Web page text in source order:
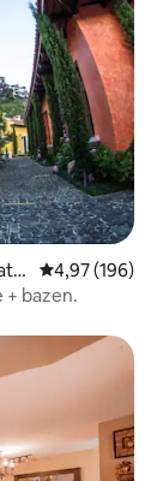
Povprečna
4,97 (196)
+ bazen.